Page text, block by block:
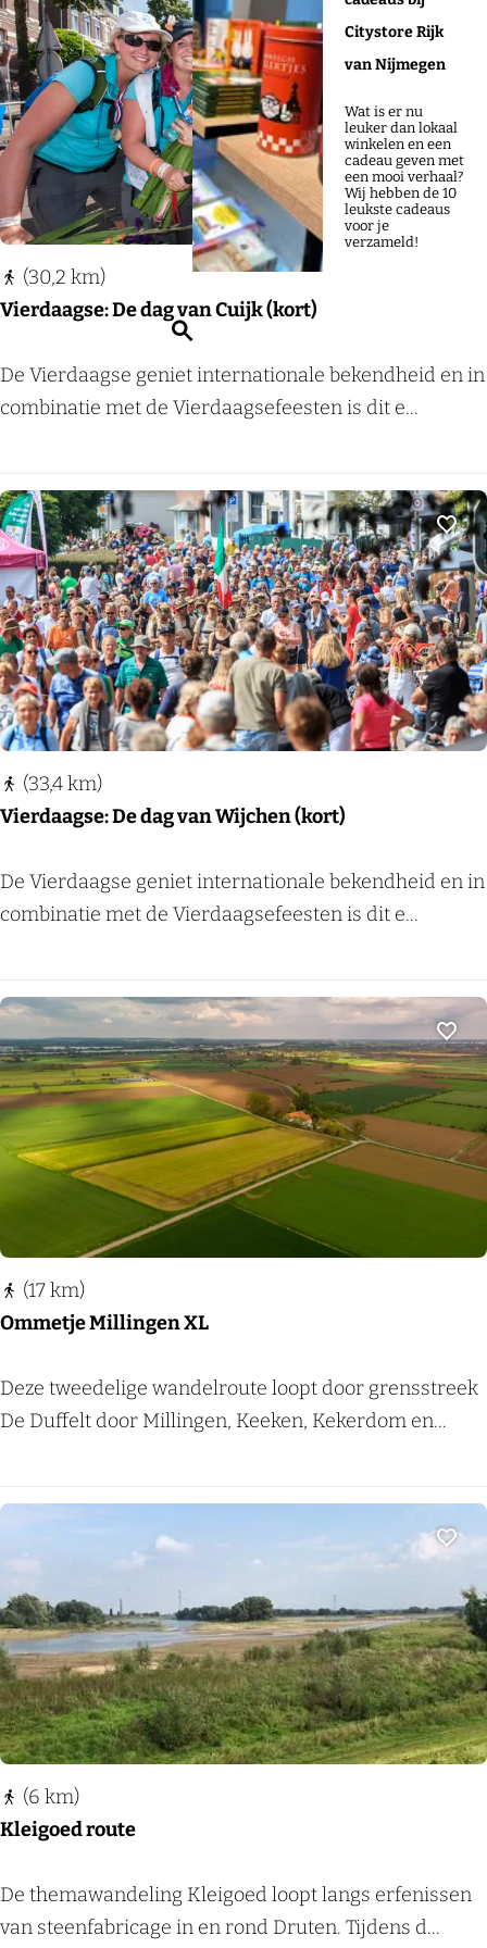
Citystore Rijk
van Nijmegen
Wat is er nu
leuker dan lokaal
winkelen en een
cadeau geven met
een mooi verhaal?
Wij hebben de 10
leukste cadeaus
voor je
verzameld!
o
n
o
u
t
e
K
e
r
k
e
v
e
l
k
j
e
r
o
p
:
t
e
e
r
o
Vierdaagse: De dag van Cuijk (kort)
V
i
d
a
a
g
s
e
:
D
d
a
v
a
C
i
j
k
r
t
)
(30,2 km)
De Vierdaagse geniet internationale bekendheid en in
combinatie met de Vierdaagsefeesten is dit e...
Vierdaagse: De dag van Wijchen (kort)
V
i
d
a
a
g
s
e
:
d
a
v
a
W
c
h
e
n
(
k
o
r
)
(33,4 km)
De Vierdaagse geniet internationale bekendheid en in
combinatie met de Vierdaagsefeesten is dit e...
Ommetje Millingen XL
O
m
M
i
l
l
i
g
e
X
L
(17 km)
Deze tweedelige wandelroute loopt door grensstreek
De Duffelt door Millingen, Keeken, Kekerdom en...
Kleigoed route
K
l
(6 km)
De themawandeling Kleigoed loopt langs erfenissen
van steenfabricage in en rond Druten. Tijdens d...